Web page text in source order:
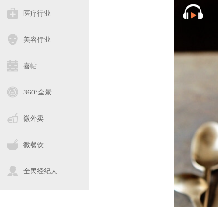
医疗行业
美容行业
喜帖
360°全景
微外卖
微餐饮
全民经纪人